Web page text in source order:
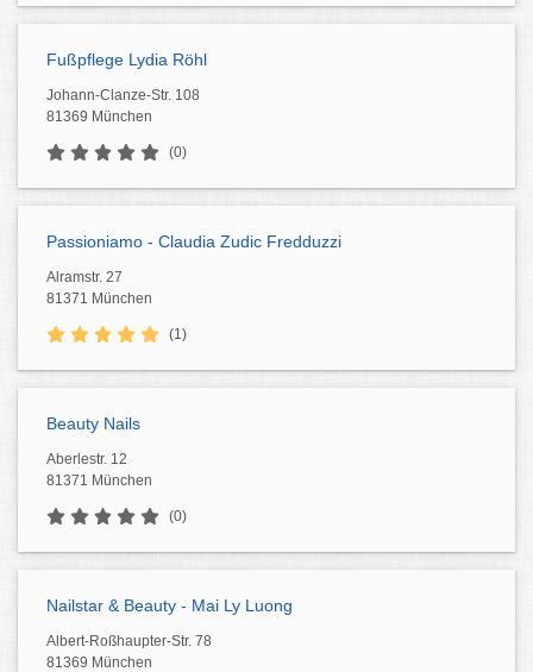
Fußpflege Lydia Röhl
Johann-Clanze-Str. 108
81369 München
(0)
Passioniamo - Claudia Zudic Fredduzzi
Alramstr. 27
81371 München
(1)
Beauty Nails
Aberlestr. 12
81371 München
(0)
Nailstar & Beauty - Mai Ly Luong
Albert-Roßhaupter-Str. 78
81369 München